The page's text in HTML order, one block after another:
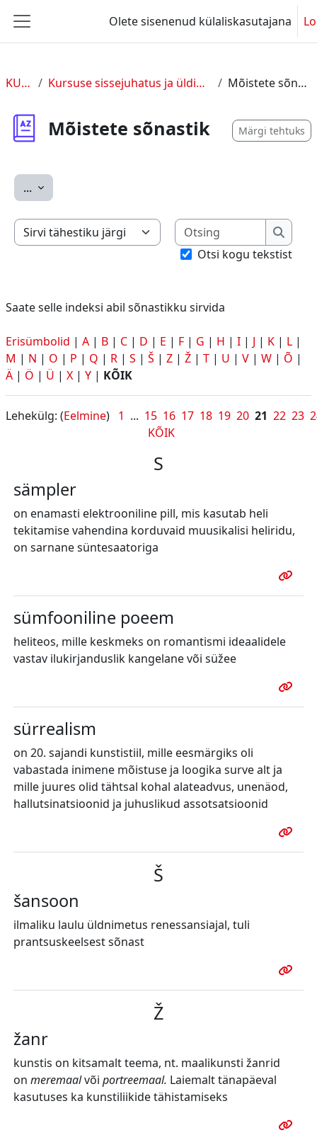
Küljepaneel
Olete sisenenud külaliskasutajana
KUL 2 Kursuse sissejuhatus ja üldine info Mõistete sõnastik
Mõistete sõnastik Märgi tehtuks
... Ekspordi sissekanded
Saate selle indeksi abil sõnastikku sirvida
Otsing
Otsing
Otsi kogu tekstist
Saate selle indeksi abil sõnastikku sirvida
Erisümbolid | A | B | C | D | E | F | G | H | I | J | K | L |
M | N | O | P | Q | R | S | Š | Z | Ž | T | U | V | W | Õ |
Ä | Ö | Ü | X | Y | KÕIK
Lehekülg: (Eelmine) 1 ... 15 16 17 18 19 20 21 22 23
KÕIK
S
sämpler
on enamasti elektrooniline pill, mis kasutab heli
tekitamise vahendina korduvaid muusikalisi heliridu,
on sarnane süntesaatoriga
sümfooniline poeem
heliteos, mille keskmeks on romantismi ideaalidele
vastav ilukirjanduslik kangelane või süžee
sürrealism
on 20. sajandi kunstistiil, mille eesmärgiks oli
vabastada inimene mõistuse ja loogika surve alt ja
mille juures olid tähtsal kohal alateadvus, unenäod,
hallutsinatsioonid ja juhuslikud assotsatsioonid
Š
šansoon
ilmaliku laulu üldnimetus renessansiajal, tuli
prantsuskeelsest sõnast
Ž
žanr
kunstis on kitsamalt teema, nt. maalikunsti žanrid
on meremaalvõi portreemaal. Laiemalt tänapäeval
kasutuses ka kunstiliikide tähistamiseks